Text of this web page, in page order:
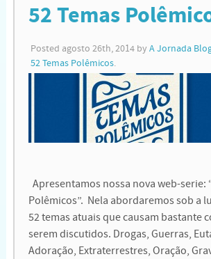
52 Temas
Posted agosto 26th, 2014by A Jornada
52 Temas Polêmicos.
Apresentamos nossa nova web-serie:
Polêmicos”. Nela abordaremos sob a
52 temas atuais que causam bastante
serem discutidos. Drogas, Guerras,
Adoração, Extraterrestres, Oração,